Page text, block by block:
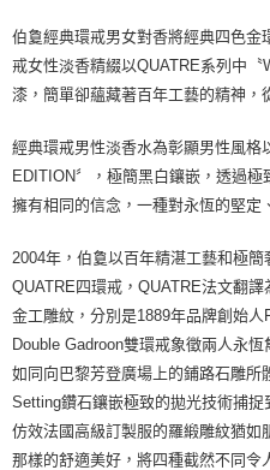
伯敻經典環戒男女對香將經典四色金
戒女性淡香精綴以QUATRE系列中
漆，簡單卻蘊藏著百年工藝的精神，
經典環戒男性淡香水為彰顯男性風格
EDITION〞，極簡黑白鑲嵌，透過
擁有相同的信念，一種對永恆的堅定
2004年，伯敻以百年精湛工藝和極
QUATRE四環戒，QUATRE法文翻
金工雕紋，分別是1889年品牌創始
Double Gadroon雙環戒象徵兩人永
如同向巴黎芳登廣場上的鋪路石雕所
Setting鑽石鑲嵌極致的拋光技術捕
仿效法國高級訂製服的羅緞雕紋猶如
那樣的舒適美好，將四種截然不同令